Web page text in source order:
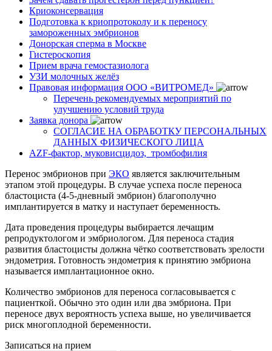
Криоконсервация
Подготовка к криопротоколу и к переносу
замороженных эмбрионов
Донорская сперма в Москве
Гистероскопия
Прием врача гемостазиолога
УЗИ молочных желёз
Правовая информация ООО «ВИТРОМЕД»
Перечень рекомендуемых мероприятий по
улучшению условий труда
Заявка донора
СОГЛАСИЕ НА ОБРАБОТКУ ПЕРСОНАЛЬНЫХ
ДАННЫХ ФИЗИЧЕСКОГО ЛИЦА
AZF-фактор, муковисцидоз, тромбофилия
Перенос эмбрионов при ЭКО является заключительным
этапом этой процедуры. В случае успеха после переноса
бластоциста (4-5-дневный эмбрион) благополучно
имплантируется в матку и наступает беременность.
Дата проведения процедуры выбирается лечащим
репродуктологом и эмбриологом. Для переноса стадия
развития бластоцисты должна чётко соответствовать зрелости
эндометрия. Готовность эндометрия к принятию эмбриона
называется имплантационное окно.
Количество эмбрионов для переноса согласовывается с
пациенткой. Обычно это один или два эмбриона. При
переносе двух вероятность успеха выше, но увеличивается
риск многоплодной беременности.
Записаться на прием